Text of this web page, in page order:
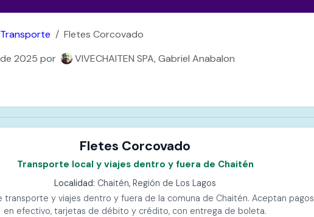
Transporte
Fletes Corcovado
2025 por VIVECHAITEN SPA, Gabriel Anabalon
Fletes Corcovado
Transporte local y viajes dentro y fuera de Chaitén
Localidad: Chaitén, Región de Los Lagos
transporte y viajes dentro y fuera de la comuna de Chaitén. Aceptan pagos
en efectivo, tarjetas de débito y crédito, con entrega de boleta.